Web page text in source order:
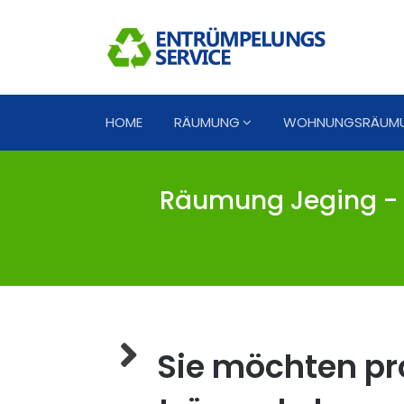
HOME RÄUMUNG
Räumung Jeging
Sie möchten